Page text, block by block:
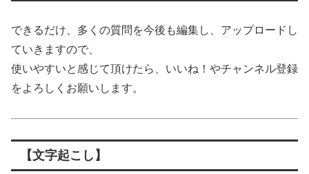
できるだけ、多くの質問を今後も編集し、アップロードし
ていきますので、
使いやすいと感じて頂けたら、いいね！やチャンネル登録
をよろしくお願いします。
【文字起こし】